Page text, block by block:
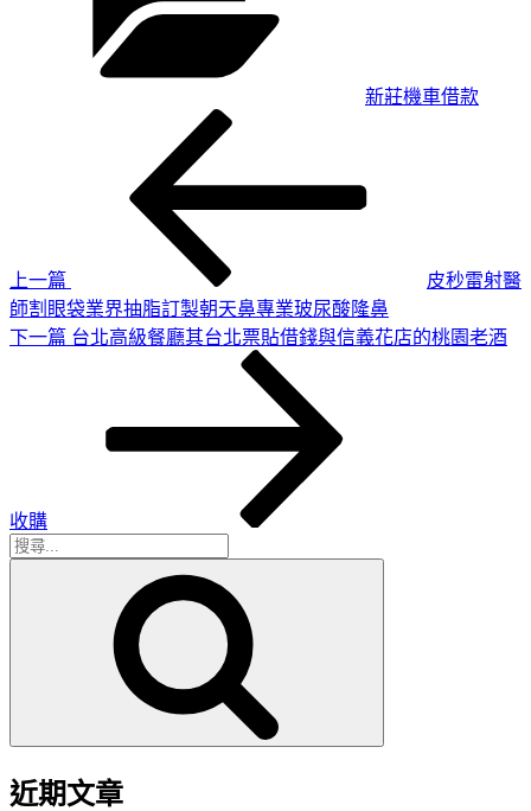
新莊機車借款
上一篇
皮秒雷射醫
師割眼袋業界抽脂訂製朝天鼻專業玻尿酸隆鼻
下
下一篇 台北高級餐廳其台北票貼借錢與信義花店的桃園老酒
收購
搜
近期文章